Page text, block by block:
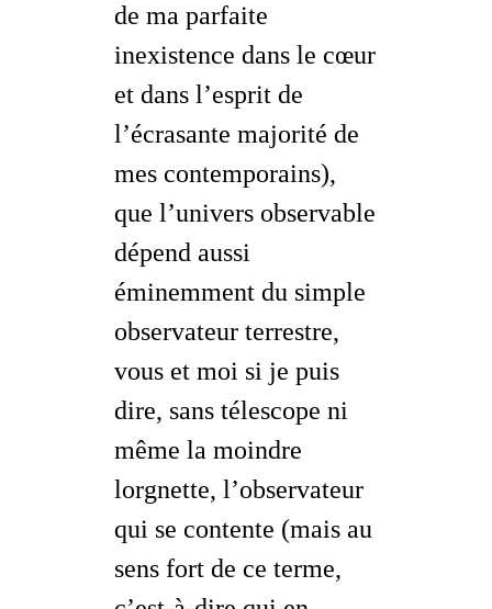
de ma parfaite
inexistence dans le cœur
et dans l’esprit de
l’écrasante majorité de
mes contemporains),
que l’univers observable
dépend aussi
éminemment du simple
observateur terrestre,
vous et moi si je puis
dire, sans télescope ni
même la moindre
lorgnette, l’observateur
qui se contente (mais au
sens fort de ce terme,